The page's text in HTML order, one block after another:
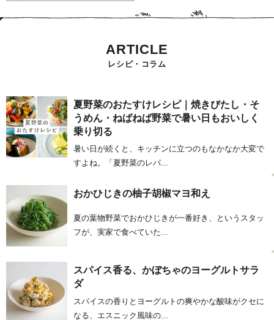
ARTICLE
レシピ・コラム
夏野菜のおたすけレシピ｜焼きびたし・そ
うめん・ねばねば野菜で暑い日もおいしく
乗り切る
暑い日が続くと、キッチンに立つのもなかなか大変で
すよね。「夏野菜のレパ...
おかひじきの柚子胡椒マヨ和え
夏の葉物野菜でおかひじきが一番好き、というスタッ
フが、実家で食べていた...
スパイス香る、かぼちゃのヨーグルトサラ
ダ
スパイスの香りとヨーグルトの爽やかな酸味がクセに
なる、エスニック風味の...